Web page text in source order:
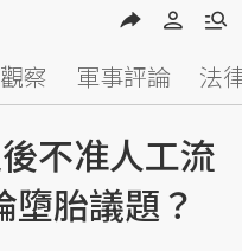
察 軍事評論 法
不准人工流
胎議題？